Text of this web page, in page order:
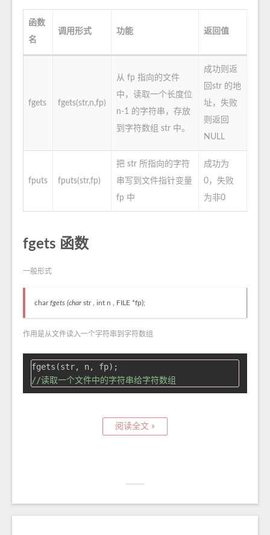
函数
名
调用形式 功能 返回值
fgets fgets(str,n,fp)
从 fp 指向的文件
中，读取一个长度位
n-1 的字符串，存放
到字符数组 str 中。
成功则返
回str 的地
址，失败
则返回
NULL
fputs fputs(str,fp)
把 str 所指向的字符
串写到文件指针变量
fp 中
成功为
0，失败
为非0
fgets 函数
一般形式
charfgets (charstr , int n , FILE *fp);
作用是从文件读入一个字符串到字符数组
//读取一个文件中的字符串给字符数组
阅读全文 »